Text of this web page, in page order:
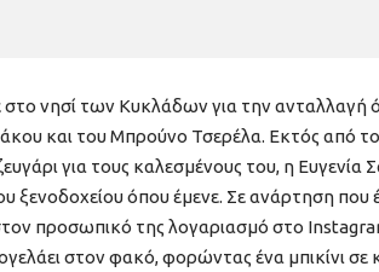
στο νησί των Κυκλάδων για την ανταλλαγή
και του Μπρούνο Τσερέλα. Εκτός από
για τους καλεσμένους του, η Ευγενία
ξενοδοχείου όπου έμενε. Σε ανάρτηση που
προσωπικό της λογαριασμό στο
στον φακό, φορώντας ένα μπικίνι